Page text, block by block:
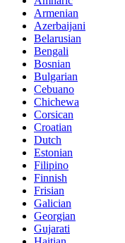
Armenian
Azerbaijani
Belarusian
Bengali
Bosnian
Bulgarian
Cebuano
Chichewa
Corsican
Croatian
Dutch
Estonian
Filipino
Finnish
Frisian
Galician
Georgian
Gujarati